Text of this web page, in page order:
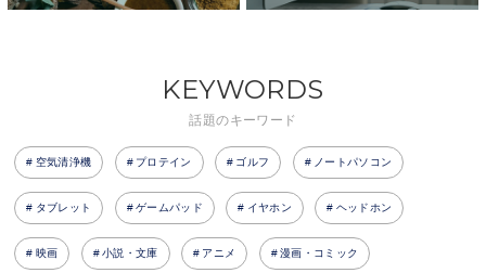
KEYWORDS
話題のキーワード
空気清浄機 プロテイン ゴルフ ノートパソコン
タブレット ゲームパッド イヤホン ヘッドホン
映画 小説・文庫 アニメ 漫画・コミック